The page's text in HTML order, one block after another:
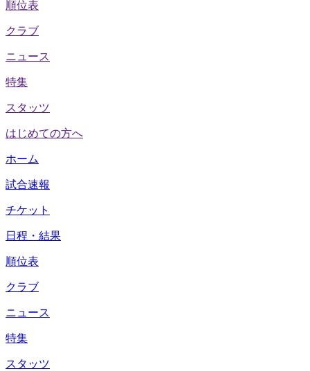
順位表
クラブ
ニュース
特集
スタッツ
はじめての方へ
ホーム
試合速報
チケット
日程・結果
順位表
クラブ
ニュース
特集
スタッツ